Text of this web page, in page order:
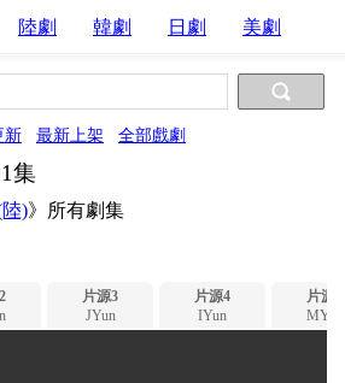
陸劇 韓劇 日劇 美劇
新 最新上架 全部戲劇
集
)》所有劇集
片源3
JYun
片源4
IYun
片源5
MYun